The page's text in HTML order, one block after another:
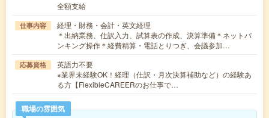
全額支給
仕事内容
経理・財務・会計・英文経理
＊出納業務、仕訳入力、試算表の作成、決算準備＊ネットバ
ンキング操作＊経費精算・電話とりつぎ、会議参加…
応募資格
英語力不要
※業界未経験OK！経理（仕訳・月次決算補助など）の経験あ
る方【FlexibleCAREERのお仕事で…
職場の雰囲気